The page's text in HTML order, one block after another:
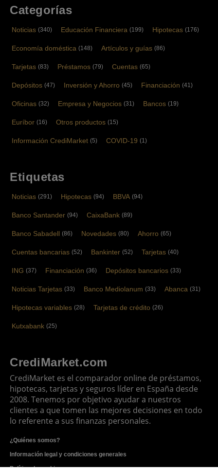
Categorías
Noticias (340) Educación Financiera (199) Hipotecas (176)
Economía doméstica (148) Artículos y guías (86)
Tarjetas (83) Préstamos (79) Cuentas (65)
Depósitos (47) Inversión y Ahorro (45) Financiación (41)
Oficinas (32) Empresa y Negocios (31) Bancos (19)
Euríbor (16) Otros productos (15)
Información CrediMarket (5) COVID-19 (1)
Etiquetas
Noticias (291) Hipotecas (94) BBVA (94)
Banco Santander (94) CaixaBank (89)
Banco Sabadell (86) Novedades (80) Ahorro (65)
Cuentas bancarias (52) Bankinter (52) Tarjetas (40)
ING (37) Financiación (36) Depósitos bancarios (33)
Noticias Tarjetas (33) Banco Mediolanum (33) Abanca (31)
Hipotecas variables (28) Tarjetas de crédito (26)
Kutxabank (25)
CrediMarket.com
CrediMarket es el comparador online de préstamos,
hipotecas, tarjetas y seguros líder en España desde
2008. Tenemos por objetivo ayudar a nuestros
clientes a que tomen las mejores decisiones en todo
lo referente a sus finanzas personales.
¿Quiénes somos?
Información legal y condiciones generales